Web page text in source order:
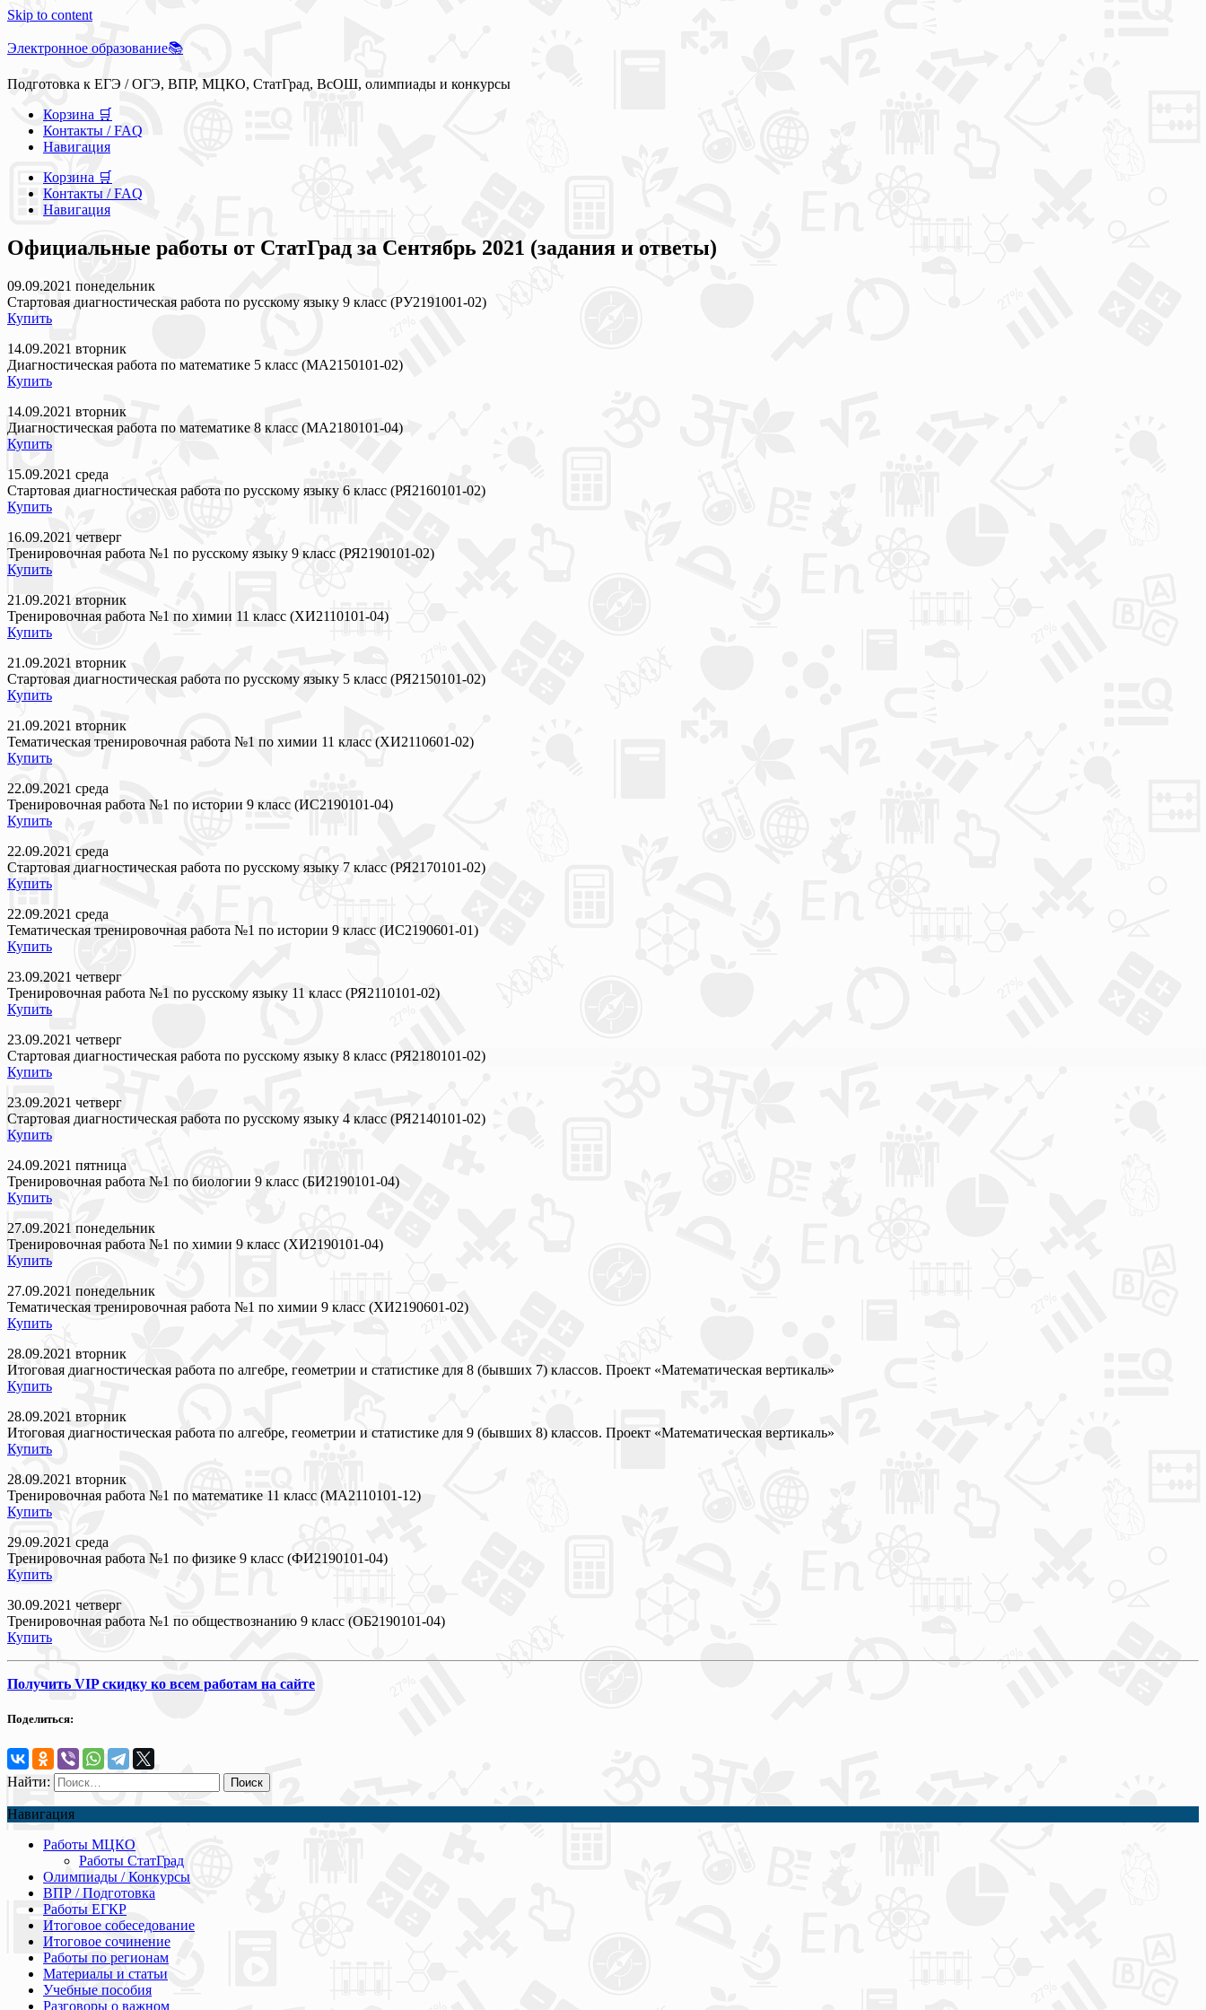
Skip to content
Электронное образование📚
Подготовка к ЕГЭ / ОГЭ, ВПР, МЦКО, СтатГрад, ВсОШ, олимпиады и конкурсы
Корзина 🛒
Контакты / FAQ
Навигация
Корзина 🛒
Контакты / FAQ
Навигация
Официальные работы от СтатГрад за Сентябрь 2021 (задания и ответы)
09.09.2021 понедельник
Стартовая диагностическая работа по русскому языку 9 класс (РУ2191001-02)
Купить
14.09.2021 вторник
Диагностическая работа по математике 5 класс (МА2150101-02)
Купить
14.09.2021 вторник
Диагностическая работа по математике 8 класс (МА2180101-04)
Купить
15.09.2021 среда
Стартовая диагностическая работа по русскому языку 6 класс (РЯ2160101-02)
Купить
16.09.2021 четверг
Тренировочная работа №1 по русскому языку 9 класс (РЯ2190101-02)
Купить
21.09.2021 вторник
Тренировочная работа №1 по химии 11 класс (ХИ2110101-04)
Купить
21.09.2021 вторник
Стартовая диагностическая работа по русскому языку 5 класс (РЯ2150101-02)
Купить
21.09.2021 вторник
Тематическая тренировочная работа №1 по химии 11 класс (ХИ2110601-02)
Купить
22.09.2021 среда
Тренировочная работа №1 по истории 9 класс (ИС2190101-04)
Купить
22.09.2021 среда
Стартовая диагностическая работа по русскому языку 7 класс (РЯ2170101-02)
Купить
22.09.2021 среда
Тематическая тренировочная работа №1 по истории 9 класс (ИС2190601-01)
Купить
23.09.2021 четверг
Тренировочная работа №1 по русскому языку 11 класс (РЯ2110101-02)
Купить
23.09.2021 четверг
Стартовая диагностическая работа по русскому языку 8 класс (РЯ2180101-02)
Купить
23.09.2021 четверг
Стартовая диагностическая работа по русскому языку 4 класс (РЯ2140101-02)
Купить
24.09.2021 пятница
Тренировочная работа №1 по биологии 9 класс (БИ2190101-04)
Купить
27.09.2021 понедельник
Тренировочная работа №1 по химии 9 класс (ХИ2190101-04)
Купить
27.09.2021 понедельник
Тематическая тренировочная работа №1 по химии 9 класс (ХИ2190601-02)
Купить
28.09.2021 вторник
Итоговая диагностическая работа по алгебре, геометрии и статистике для 8 (бывших 7) классов. Проект «Математическая вертикаль»
Купить
28.09.2021 вторник
Итоговая диагностическая работа по алгебре, геометрии и статистике для 9 (бывших 8) классов. Проект «Математическая вертикаль»
Купить
28.09.2021 вторник
Тренировочная работа №1 по математике 11 класс (МА2110101-12)
Купить
29.09.2021 среда
Тренировочная работа №1 по физике 9 класс (ФИ2190101-04)
Купить
30.09.2021 четверг
Тренировочная работа №1 по обществознанию 9 класс (ОБ2190101-04)
Купить
Получить VIP скидку ко всем работам на сайте
Поделиться:
Найти:
Навигация
Работы МЦКО
Работы СтатГрад
Олимпиады / Конкурсы
ВПР / Подготовка
Работы ЕГКР
Итоговое собеседование
Итоговое сочинение
Работы по регионам
Материалы и статьи
Учебные пособия
Разговоры о важном